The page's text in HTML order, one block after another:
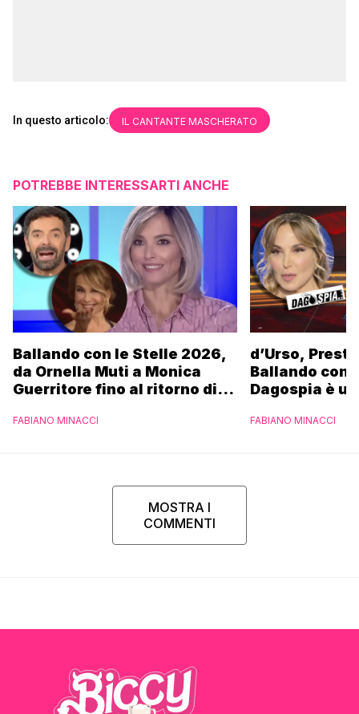
In questo articolo: IL CANTANTE MASCHERATO
POTREBBE INTERESSARTI ANCHE
Ballando con le Stelle 2026,
da Ornella Muti a Monica
Guerritore fino al ritorno di
l’esclusiva di Gabriele
FABIANO MINACCI
d’Urso,
Ballando con
Dagospia è
FABIANO MINACCI
MOSTRA I
COMMENTI